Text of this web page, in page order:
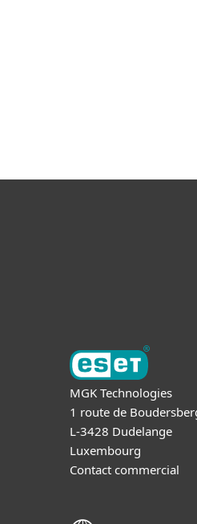
MGK Technologies
1 route de
L-3428 Dudelange
Luxembourg
Contact commercial